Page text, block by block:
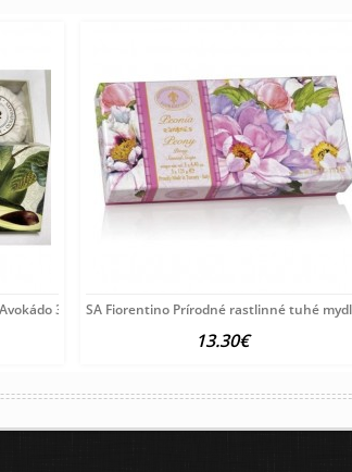
3x100 gSA Fiorentino Prírodné rastlinné tuhé
13.30€